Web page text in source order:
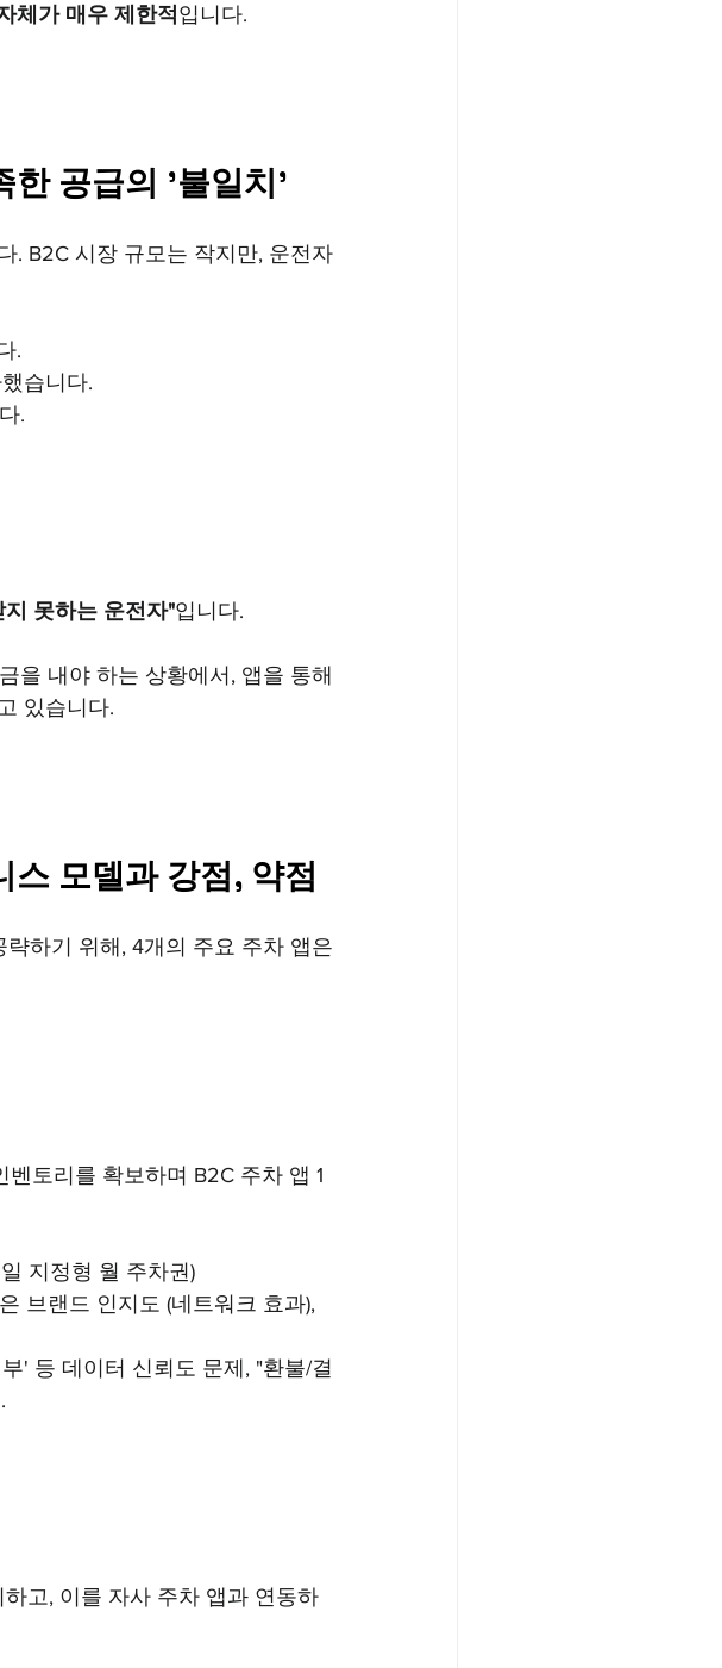
체가 매우 제한적 입니다.
한 공급의 '불일치'
. B2C 시장 규모는 작지만, 운전자
.
습니다.
.
못하는 운전자"입니다.
을 내야 하는 상황에서, 앱을 통해
있습니다.
모델과 강점, 약점
하기 위해, 4개의 주요 주차 앱은
토리를 확보하며 B2C 주차 앱 1
지정형 월 주차권)
브랜드 인지도 (네트워크 효과),
' 등 데이터 신뢰도 문제, "환불/결
고, 이를 자사 주차 앱과 연동하